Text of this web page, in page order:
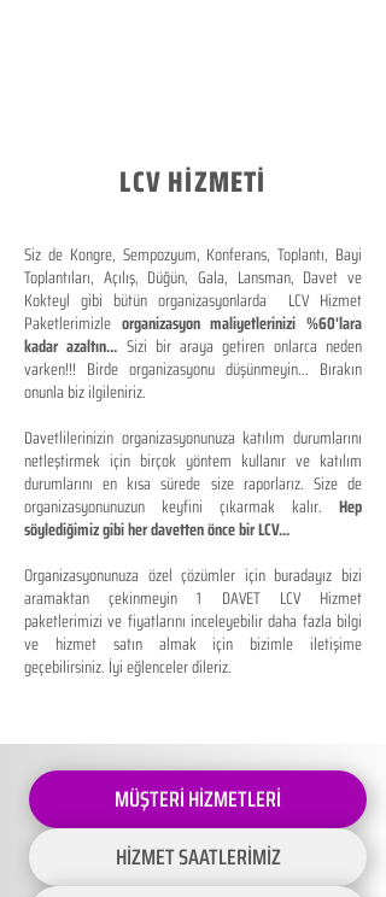
LCV HİZMETİ
Siz de Kongre, Sempozyum, Konferans, Toplantı, Bayi
Toplantıları, Açılış, Düğün, Gala, Lansman, Davet ve
Kokteyl gibi bütün organizasyonlarda LCV Hizmet
Paketlerimizle organizasyon maliyetlerinizi %60'lara
kadar azaltın... Sizi bir araya getiren onlarca neden
varken!!! Birde organizasyonu düşünmeyin... Bırakın
onunla biz ilgileniriz.
Davetlilerinizin organizasyonunuza katılım durumlarını
netleştirmek için birçok yöntem kullanır ve katılım
durumlarını en kısa sürede size raporlarız. Size de
organizasyonunuzun keyfini çıkarmak kalır. Hep
söylediğimiz gibi her davetten önce bir LCV...
Organizasyonunuza özel çözümler için buradayız bizi
aramaktan çekinmeyin 1 DAVET LCV Hizmet
paketlerimizi ve fiyatlarını inceleyebilir daha fazla bilgi
ve hizmet satın almak için bizimle iletişime
geçebilirsiniz. İyi eğlenceler dileriz.
MÜŞTERİ HİZMETLERİ
HİZMET SAATLERİMİZ